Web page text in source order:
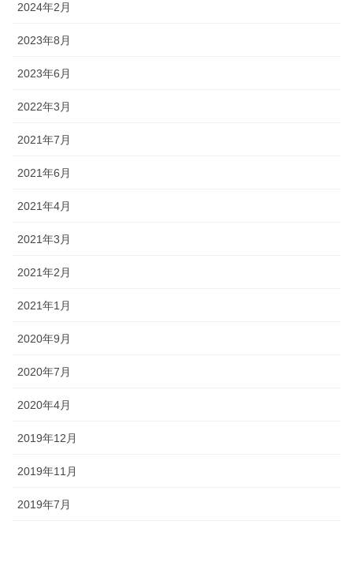
2024年2月
2023年8月
2023年6月
2022年3月
2021年7月
2021年6月
2021年4月
2021年3月
2021年2月
2021年1月
2020年9月
2020年7月
2020年4月
2019年12月
2019年11月
2019年7月